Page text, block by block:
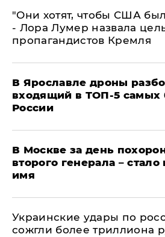
"Они хотят, чтобы США
- Лора Лумер назвала
пропагандистов Кремля
В Ярославле дроны
входящий в ТОП-5 самых
России
В Москве за день
второго генерала – стало
имя
Украинские удары по
сожгли более триллиона